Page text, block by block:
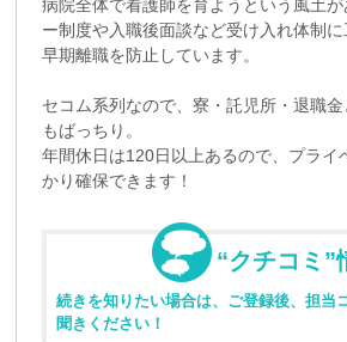
病院全体で看護師を育ようという風土
ー制度や入職後面談など受け入れ体制
早期離職を防止しています。
セコム系列なので、寮・託児所・退職
もばっちり。
年間休日は120日以上あるので、プライ
かり確保できます！
“クチコミ”
続きを知りたい場合は、ご登録後、担当
聞きください！